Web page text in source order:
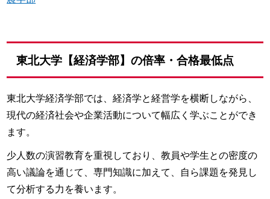
東北大学【経済学部】の倍率・合格最低点
東北大学経済学部では、経済学と経営学を横断しながら、
現代の経済社会や企業活動について幅広く学ぶことができ
ます。
少人数の演習教育を重視しており、教員や学生との密度の
高い議論を通じて、専門知識に加えて、自ら課題を発見し
て分析する力を養います。